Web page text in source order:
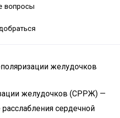
вопросы
желудочков
желудочков (СРРЖ) —
сердечной